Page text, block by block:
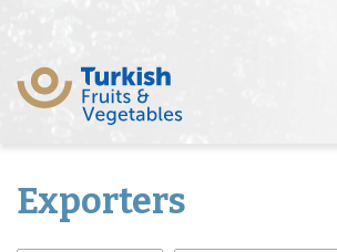
Exporters